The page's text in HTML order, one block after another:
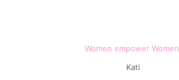
Women empower Women,
Kati